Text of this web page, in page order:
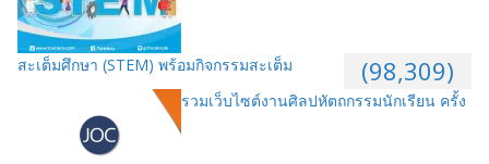
สะเต็มศึกษา (STEM) พร้อมกิจกรรมสะเต็ม (98,309)
รวมเว็บไซต์งานศิลปหัตถกรรมนักเรียน ครั้ง